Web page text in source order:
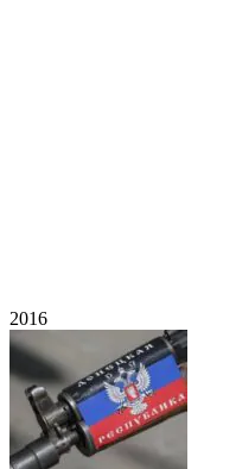
2016